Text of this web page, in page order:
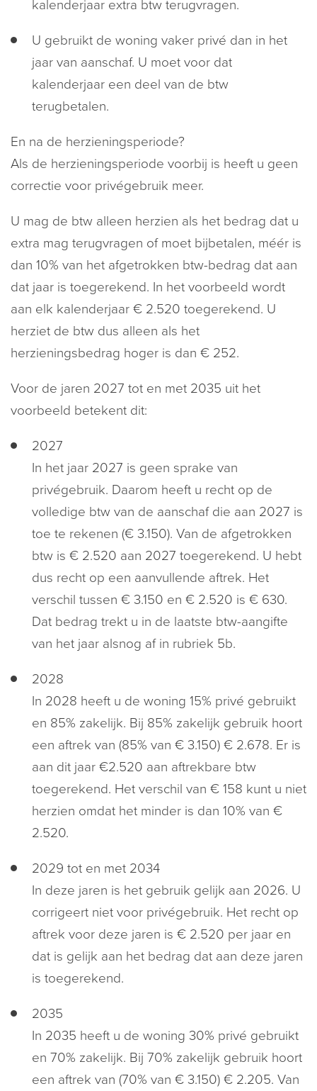
kalenderjaar extra btw terugvragen.
U gebruikt de woning vaker privé dan in het
jaar van aanschaf. U moet voor dat
kalenderjaar een deel van de btw
terugbetalen.
En na de herzieningsperiode?
Als de herzieningsperiode voorbij is heeft u geen
correctie voor privégebruik meer.
U mag de btw alleen herzien als het bedrag dat u
extra mag terugvragen of moet bijbetalen, méér is
dan 10% van het afgetrokken btw-bedrag dat aan
dat jaar is toegerekend. In het voorbeeld wordt
aan elk kalenderjaar € 2.520 toegerekend. U
herziet de btw dus alleen als het
herzieningsbedrag hoger is dan € 252.
Voor de jaren 2027 tot en met 2035 uit het
voorbeeld betekent dit:
2027
In het jaar 2027 is geen sprake van
privégebruik. Daarom heeft u recht op de
volledige btw van de aanschaf die aan 2027 is
toe te rekenen (€ 3.150). Van de afgetrokken
btw is € 2.520 aan 2027 toegerekend. U hebt
dus recht op een aanvullende aftrek. Het
verschil tussen € 3.150 en € 2.520 is € 630.
Dat bedrag trekt u in de laatste btw-aangifte
van het jaar alsnog af in rubriek 5b.
2028
In 2028 heeft u de woning 15% privé gebruikt
en 85% zakelijk. Bij 85% zakelijk gebruik hoort
een aftrek van (85% van € 3.150) € 2.678. Er is
aan dit jaar €2.520 aan aftrekbare btw
toegerekend. Het verschil van € 158 kunt u niet
herzien omdat het minder is dan 10% van €
2.520.
2029 tot en met 2034
In deze jaren is het gebruik gelijk aan 2026. U
corrigeert niet voor privégebruik. Het recht op
aftrek voor deze jaren is € 2.520 per jaar en
dat is gelijk aan het bedrag dat aan deze jaren
is toegerekend.
2035
In 2035 heeft u de woning 30% privé gebruikt
en 70% zakelijk. Bij 70% zakelijk gebruik hoort
een aftrek van (70% van € 3.150) € 2.205. Van